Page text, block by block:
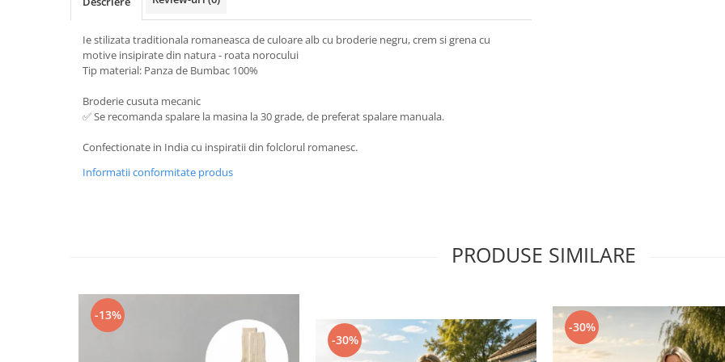
Ie stilizata traditionala romaneasca de culoare alb cu broderie negru, crem si grena cu
motive insipirate din natura - roata norocului
Tip material: Panza de Bumbac 100%
Broderie cusuta mecanic
✅ Se recomanda spalare la masina la 30 grade, de preferat spalare manuala.
Confectionate in India cu inspiratii din folclorul romanesc.
Informatii conformitate produs
PRODUSE SIMILARE
-13%
-30%
-30%